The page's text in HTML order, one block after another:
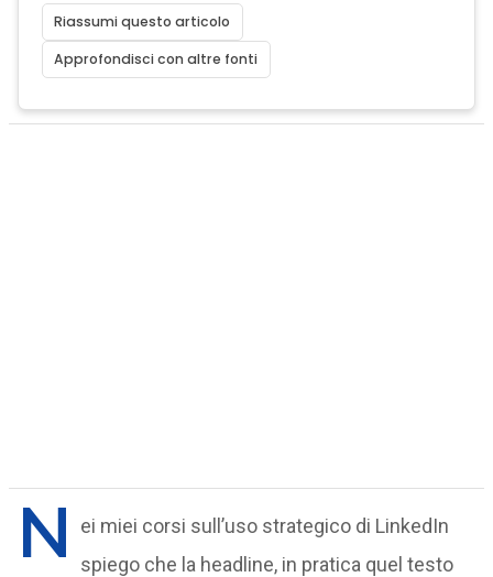
Riassumi questo articolo
Approfondisci con altre fonti
N
ei miei corsi sull’uso strategico di LinkedIn
spiego che la headline, in pratica quel testo